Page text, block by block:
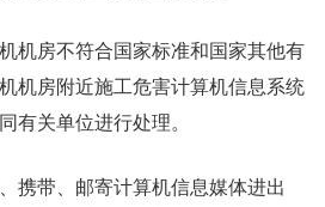
机房不符合国家标准和国家其他有
机房附近施工危害计算机信息系统
有关单位进行处理。
带、邮寄计算机信息媒体进出